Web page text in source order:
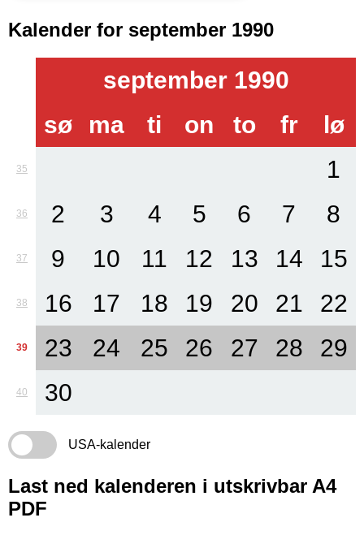
Kalender for september 1990
september 1990
sø
ma ti on to fr lø
35 1
36 2 3 4 5 6 7 8
37 9 10 11 12 13 14 15
38 16 17 18 19 20 21 22
39 23 24 25 26 27 28 29
40 30
USA-kalender
Last ned kalenderen i utskrivbar A4
PDF